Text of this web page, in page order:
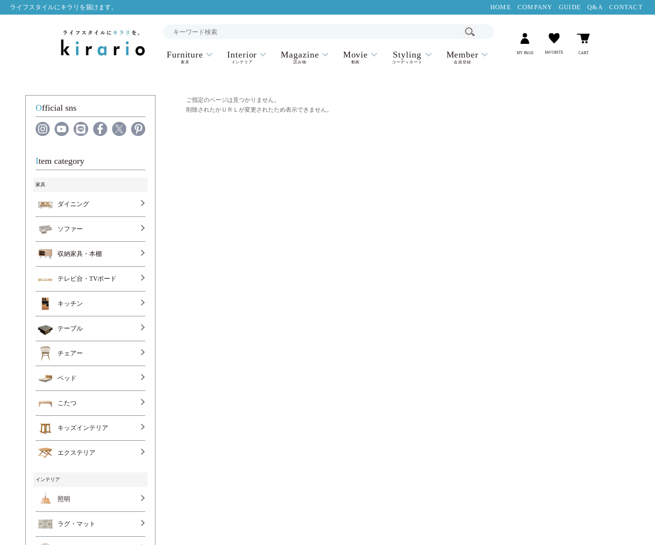
ライフスタイルにキラリを届けます。 HOME COMPANY GUIDE Q&A CONTACT
Furniture
家具
Interior
インテリア
Magazine
読み物
Movie
動画
Styling
コーディネート
Member
会員登録
MY PAGE FAVORITE CART
ご指定のページは見つかりません。
削除されたかＵＲＬが変更されたため表示できません。
Official sns
Item category
家具
ダイニング
ソファー
収納家具・本棚
テレビ台・TVボード
キッチン
テーブル
チェアー
ベッド
こたつ
キッズインテリア
エクステリア
インテリア
照明
ラグ・マット